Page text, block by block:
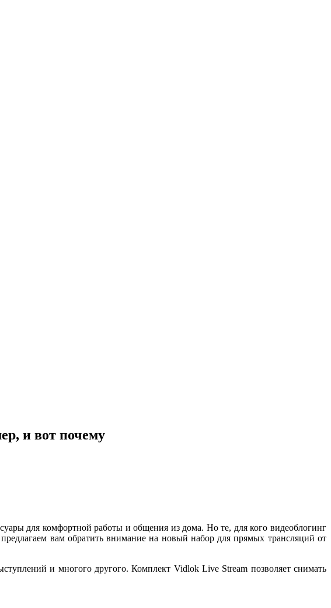
и вот почему
для комфортной работы и общения из дома. Но те, для кого видеоблогинг
вам обратить внимание на новый набор для прямых трансляций от
и многого другого. Комплект Vidlok Live Stream позволяет снимать